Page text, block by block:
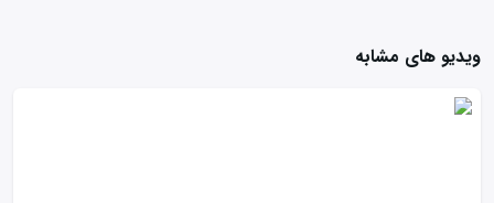
ویدیو های مشابه